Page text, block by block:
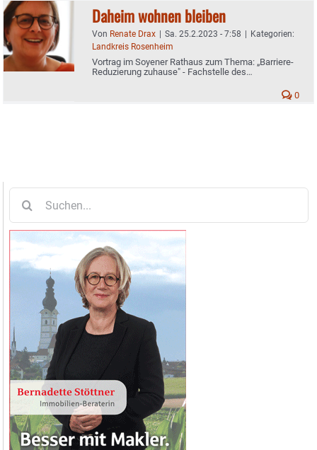
Daheim wohnen bleiben
Von Renate Drax | Sa. 25.2.2023 - 7:58 | Kategorien:
Landkreis Rosenheim
Vortrag im Soyener Rathaus zum Thema: „Barriere-
Reduzierung zuhause" - Fachstelle des
0
nach: